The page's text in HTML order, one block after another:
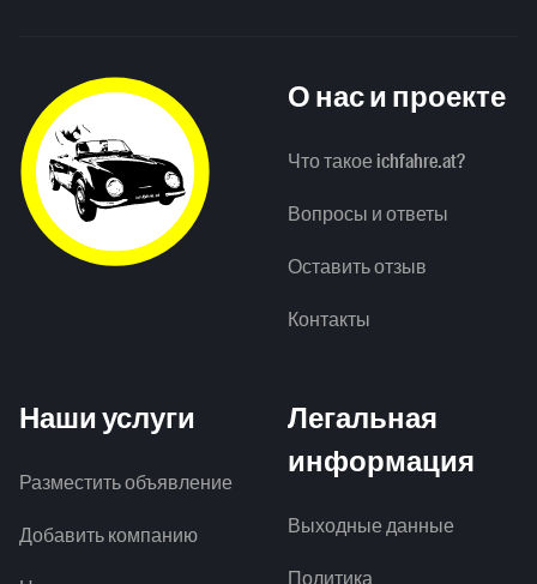
О нас и проекте
Что такое ichfahre.at?
Вопросы и ответы
Оставить отзыв
Контакты
Наши услуги
Разместить объявление
Добавить компанию
Легальная
информация
Выходные данные
Политика